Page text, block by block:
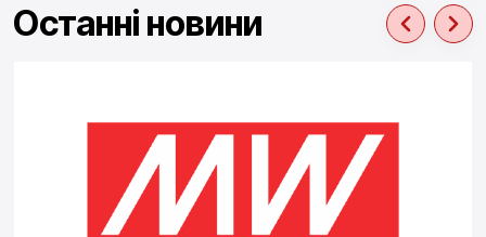
Останні новини